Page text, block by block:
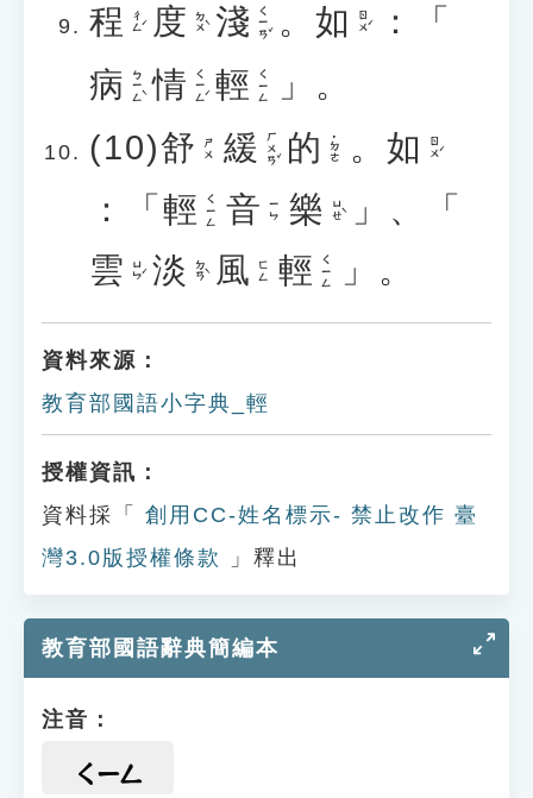
程 ㄔㄥˊ 度 ㄉㄨˋ 淺 ㄑㄧㄢˇ 。 如 ㄖㄨˊ
：「
病 ㄅㄧㄥˋ 情 ㄑㄧㄥˊ 輕 ㄑㄧㄥ
」。
(10)舒 ㄕㄨ 緩 ㄏㄨㄢˇ 的 ˙ㄉㄜ 。 如 ㄖㄨˊ
：「 輕 ㄑㄧㄥ 音 ㄧㄣ 樂 ㄩㄝˋ
」、「
雲 ㄩㄣˊ 淡 ㄉㄢˋ 風 ㄈㄥ 輕 ㄑㄧㄥ 」。
資料來源：
教育部國語小字典_輕
授權資訊：
資料採「
創用CC-姓名標示- 禁止改作 臺
灣3.0版授權條款
」釋出
教育部國語辭典簡編本
注音：
ㄑㄧㄥ